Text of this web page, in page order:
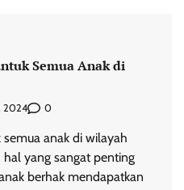
Semua Anak di
2024 0
anak di wilayah
yang sangat penting
berhak mendapatkan